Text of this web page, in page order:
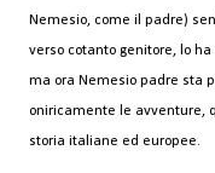
Nemesio, come il padre)
verso cotanto genitore, lo
ma ora Nemesio padre sta
oniricamente le avventure,
storia italiane ed europee.